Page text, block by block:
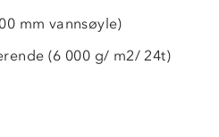
mm vannsøyle)
(6 000 g/ m2/ 24t)